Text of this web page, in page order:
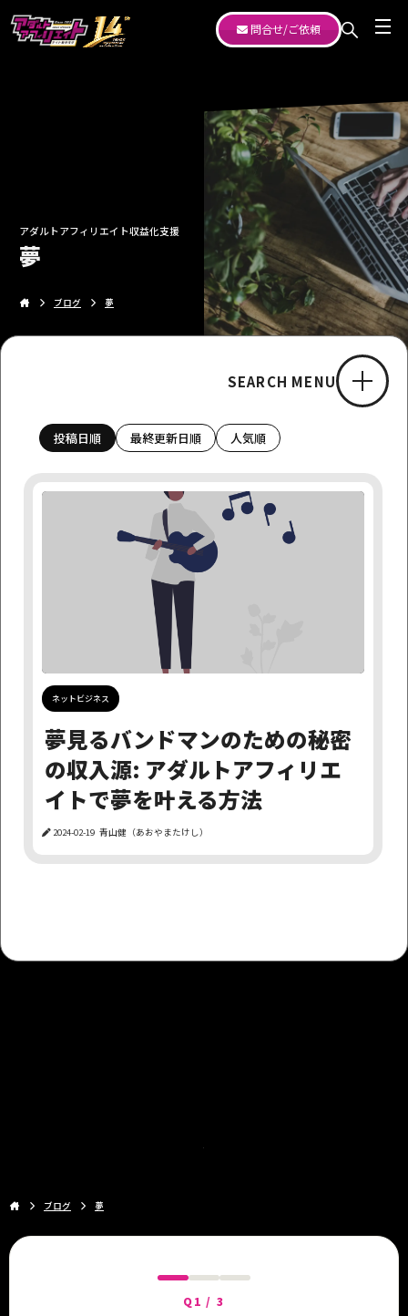
問合せ/ご依頼
アダルトアフィリエイト収益化支援
夢
ブログ 夢
SEARCH MENU
カテゴリーで探す
アダルトアフィリエイト情報
アフィリエイトニュース
アフィリエイト基礎学習
お知らせ
サイト制作超基本事項
つぶやき
ネットビジネス
制作代行サービスについて
運営日誌
月日で探す
タグで探す
SEO 多サイト展開 初心者さま
投稿日順 最終更新日順 人気順
ネットビジネス
夢見るバンドマンのための秘密
の収入源: アダルトアフィリエ
イトで夢を叶える方法
2024-02-19 青山健（あおやまたけし）
ブログ 夢
Q1 / 3